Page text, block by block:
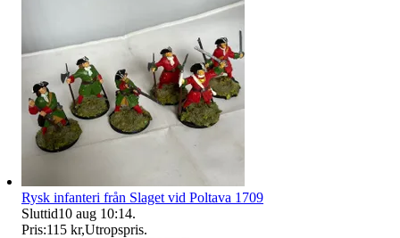
Rysk infanteri från Slaget vid Poltava 1709
Sluttid10 aug 10:14.
Pris:115 kr,Utropspris.